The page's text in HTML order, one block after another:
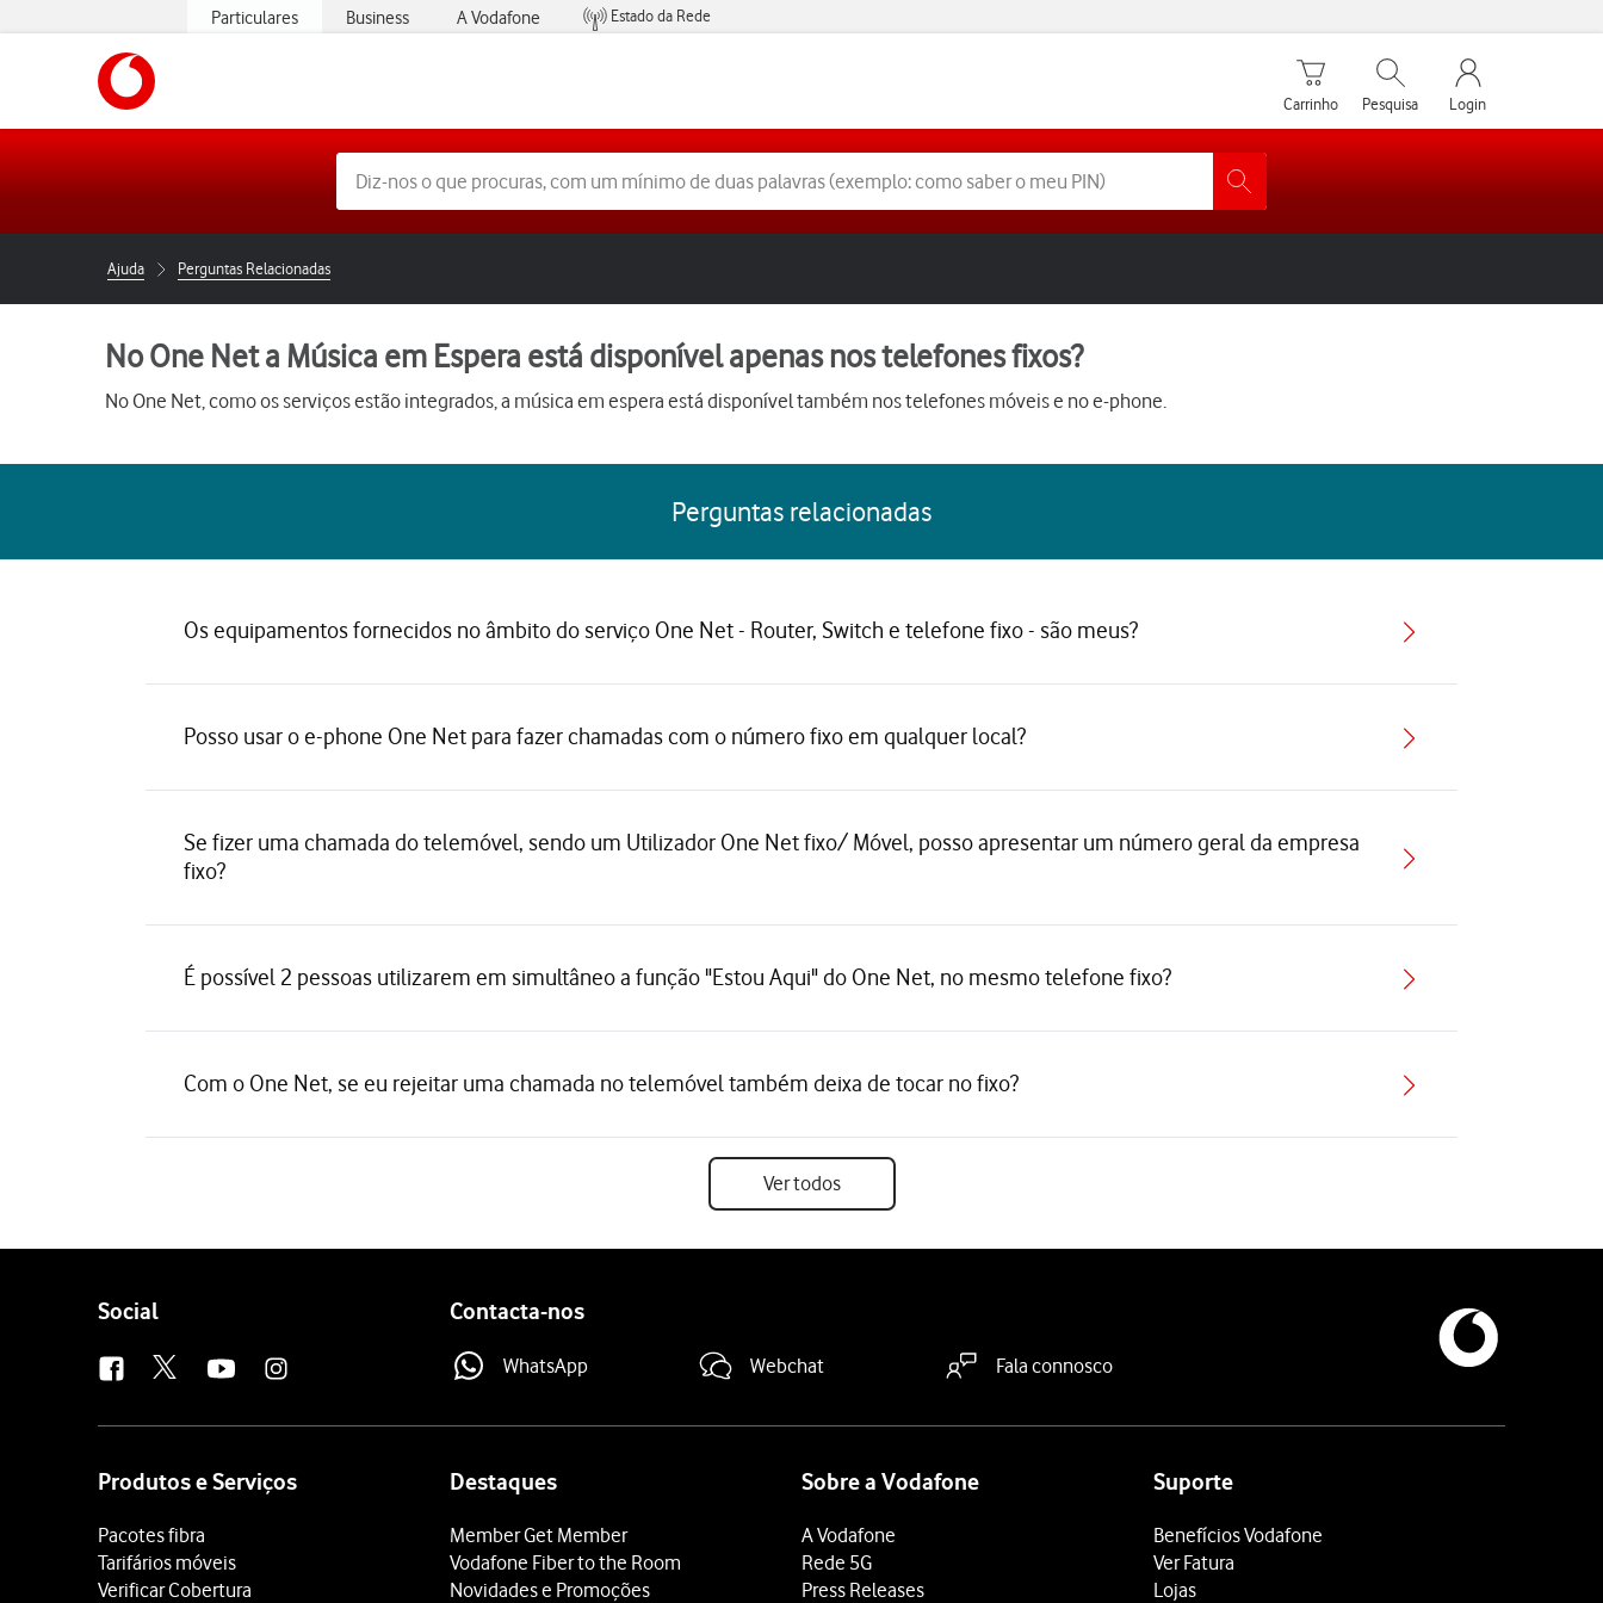
Particulares Business A Vodafone
Estado da Rede
Carrinho de compras
Carrinho
Pesquisar
Pesquisa
My Vodafone
Login
Ajuda Perguntas Relacionadas
No One Net a Música em Espera está disponível apenas nos telefones fixos?
No One Net, como os serviços estão integrados, a música em espera está disponível também nos telefones móveis e no e-phone.
Perguntas relacionadas
Os equipamentos fornecidos no âmbito do serviço One Net - Router, Switch e telefone fixo - são meus?
Posso usar o e-phone One Net para fazer chamadas com o número fixo em qualquer local?
Se fizer uma chamada do telemóvel, sendo um Utilizador One Net fixo/ Móvel, posso apresentar um número geral da empresa
fixo?
É possível 2 pessoas utilizarem em simultâneo a função "Estou Aqui" do One Net, no mesmo telefone fixo?
Com o One Net, se eu rejeitar uma chamada no telemóvel também deixa de tocar no fixo?
Ver todos
Follow
Social Contacta-nos
WhatsApp Webchat Fala connosco
Produtos e Serviços
Pacotes fibra
Tarifários móveis
Verificar Cobertura
Destaques
Member Get Member
Vodafone Fiber to the Room
Novidades e Promoções
Sobre a Vodafone
A Vodafone
Rede 5G
Press Releases
Suporte
Benefícios Vodafone
Ver Fatura
Lojas